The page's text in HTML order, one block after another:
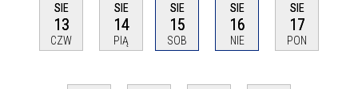
SIE
13
CZW
SIE
14
PIĄ
SIE
15
SOB
SIE
16
NIE
SIE
17
PON